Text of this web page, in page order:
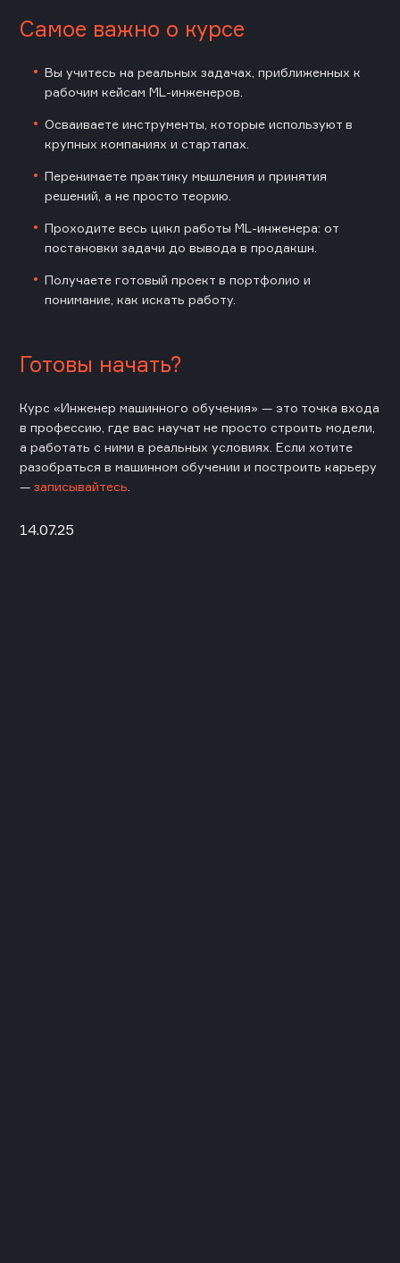
Самое важно о курсе
Вы учитесь на реальных задачах, приближенных к
рабочим кейсам ML-инженеров.
Осваиваете инструменты, которые используют в
крупных компаниях и стартапах.
Перенимаете практику мышления и принятия
решений, а не просто теорию.
Проходите весь цикл работы ML-инженера: от
постановки задачи до вывода в продакшн.
Получаете готовый проект в портфолио и
понимание, как искать работу.
Готовы начать?
Курс «Инженер машинного обучения» — это точка входа
в профессию, где вас научат не просто строить модели,
а работать с ними в реальных условиях. Если хотите
разобраться в машинном обучении и построить карьеру
— записывайтесь
14.07.25